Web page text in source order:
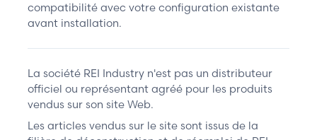
compatibilité avec votre configuration existante
avant installation.
La société REI Industry n'est pas un distributeur
officiel ou représentant agréé pour les produits
vendus sur son site Web.
Les articles vendus sur le site sont issus de la